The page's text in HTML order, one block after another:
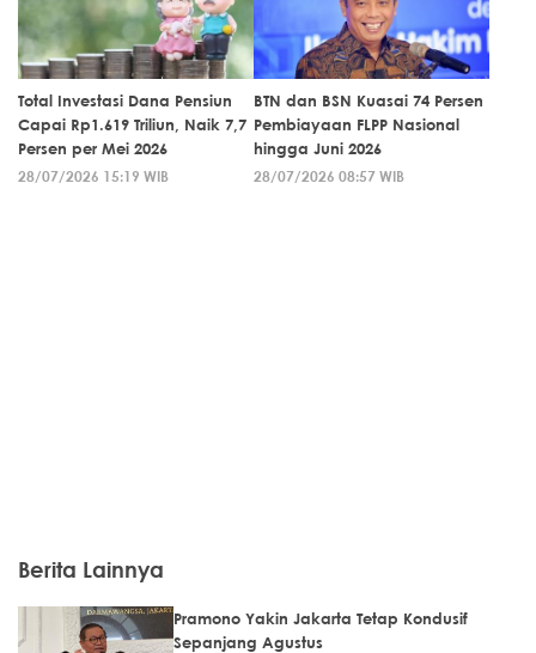
Total Investasi Dana Pensiun
Capai Rp1.619 Triliun, Naik 7,7
Persen per Mei 2026
28/07/2026 15:19 WIB
BTN dan BSN Kuasai 74 Persen
Pembiayaan FLPP Nasional
hingga Juni 2026
28/07/2026 08:57 WIB
Berita Lainnya
Pramono Yakin Jakarta Tetap Kondusif
Sepanjang Agustus